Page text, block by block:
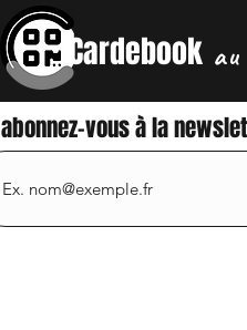
Cardebook
abonnez-vous à la